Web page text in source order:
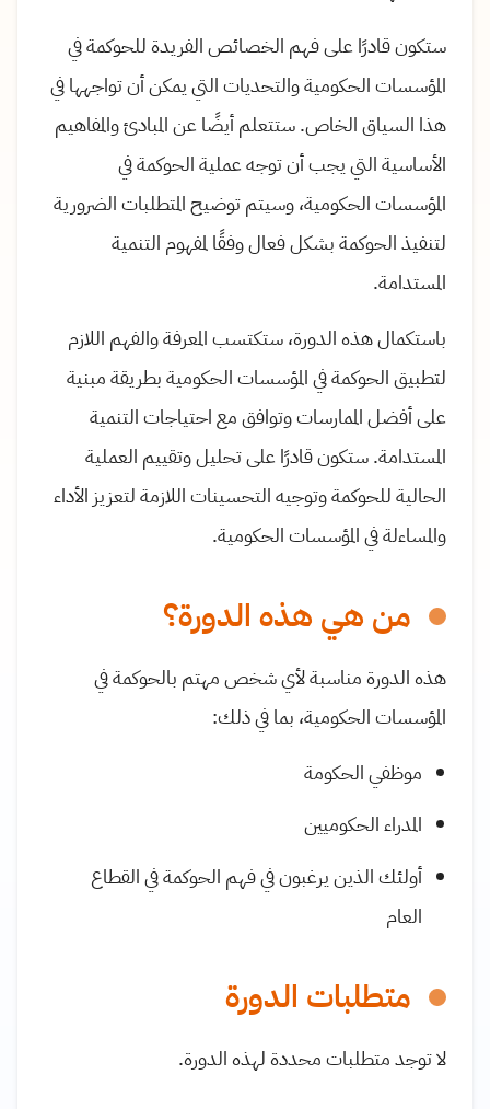
ستكون قادرًا على فهم الخصائص الفريدة للحوكمة في
المؤسسات الحكومية والتحديات التي يمكن أن تواجهها في
هذا السياق الخاص. ستتعلم أيضًا عن المبادئ والمفاهيم
الأساسية التي يجب أن توجه عملية الحوكمة في
المؤسسات الحكومية، وسيتم توضيح المتطلبات الضرورية
لتنفيذ الحوكمة بشكل فعال وفقًا لمفهوم التنمية
المستدامة.
باستكمال هذه الدورة، ستكتسب المعرفة والفهم اللازم
لتطبيق الحوكمة في المؤسسات الحكومية بطريقة مبنية
على أفضل الممارسات وتوافق مع احتياجات التنمية
المستدامة. ستكون قادرًا على تحليل وتقييم العملية
الحالية للحوكمة وتوجيه التحسينات اللازمة لتعزيز الأداء
والمساءلة في المؤسسات الحكومية.
من هي هذه الدورة؟
هذه الدورة مناسبة لأي شخص مهتم بالحوكمة في
المؤسسات الحكومية، بما في ذلك:
موظفي الحكومة
المدراء الحكوميين
أولئك الذين يرغبون في فهم الحوكمة في القطاع
العام
متطلبات الدورة
لا توجد متطلبات محددة لهذه الدورة.